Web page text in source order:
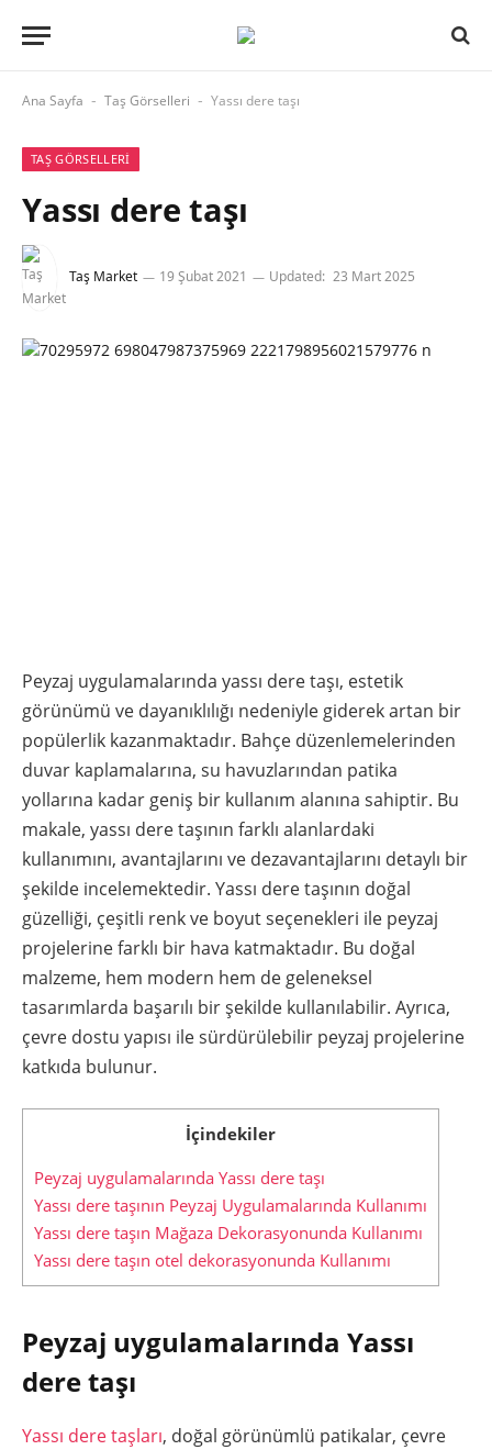
Ana Sayfa - Taş Görselleri - Yassı dere taşı
TAŞ GÖRSELLERI
Yassı dere taşı
Taş Market 19 Şubat 2021 Updated: 23 Mart 2025
Peyzaj uygulamalarında yassı dere taşı, estetik
görünümü ve dayanıklılığı nedeniyle giderek artan bir
popülerlik kazanmaktadır. Bahçe düzenlemelerinden
duvar kaplamalarına, su havuzlarından patika
yollarına kadar geniş bir kullanım alanına sahiptir. Bu
makale, yassı dere taşının farklı alanlardaki
kullanımını, avantajlarını ve dezavantajlarını detaylı bir
şekilde incelemektedir. Yassı dere taşının doğal
güzelliği, çeşitli renk ve boyut seçenekleri ile peyzaj
projelerine farklı bir hava katmaktadır. Bu doğal
malzeme, hem modern hem de geleneksel
tasarımlarda başarılı bir şekilde kullanılabilir. Ayrıca,
çevre dostu yapısı ile sürdürülebilir peyzaj projelerine
katkıda bulunur.
İçindekiler
Peyzaj uygulamalarında Yassı dere taşı
Yassı dere taşının Peyzaj Uygulamalarında Kullanımı
Yassı dere taşın Mağaza Dekorasyonunda Kullanımı
Yassı dere taşın otel dekorasyonunda Kullanımı
Peyzaj uygulamalarında Yassı
dere taşı
Yassı dere taşları, doğal görünümlü patikalar, çevre